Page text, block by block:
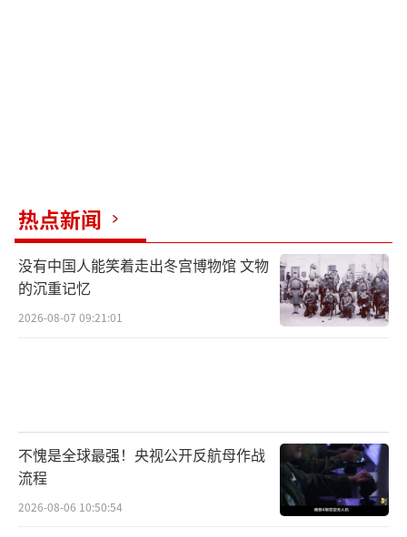
部军事目标，以策应巴勒斯坦伊斯兰抵抗运动
（哈马斯），以军则回以空袭和炮击。黎以边
境局势持续紧张。（责任编辑：许朝）
热点新闻
没有中国人能笑着走出冬宫博物馆 文物
的沉重记忆
2026-08-07 09:21:01
不愧是全球最强！央视公开反航母作战
流程
2026-08-06 10:50:54